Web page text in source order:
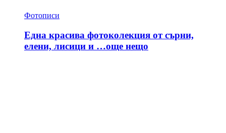
Фотописи
Една красива фотоколекция от сърни,
елени, лисици и …още нещо